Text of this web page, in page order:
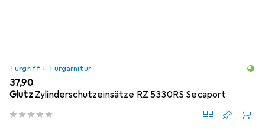
Türgriff + Türgarnitur
EUR
37,90
Glutz Zylinderschutzeinsätze RZ 5330RS Secaport